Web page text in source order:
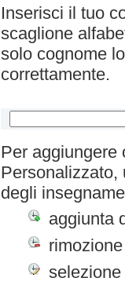
Inserisci il tuo
scaglione
solo cognome
correttamente.
Per aggiungere
Personalizzato,
degli
aggiunta